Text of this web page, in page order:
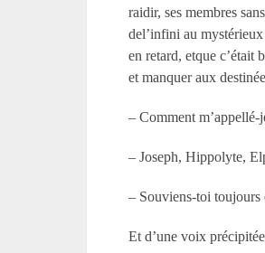
raidir, ses membres
del’infini au
en retard, etque c’était
et manquer aux
– Comment
– Joseph, Hippolyte,
– Souviens-toi
Et d’une voix